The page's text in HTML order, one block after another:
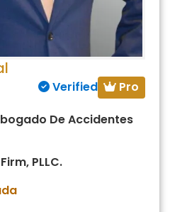
Verified
Pro
De Accidentes
PLLC.